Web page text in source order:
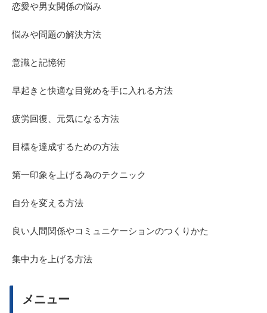
恋愛や男女関係の悩み
悩みや問題の解決方法
意識と記憶術
早起きと快適な目覚めを手に入れる方法
疲労回復、元気になる方法
目標を達成するための方法
第一印象を上げる為のテクニック
自分を変える方法
良い人間関係やコミュニケーションのつくりかた
集中力を上げる方法
メニュー